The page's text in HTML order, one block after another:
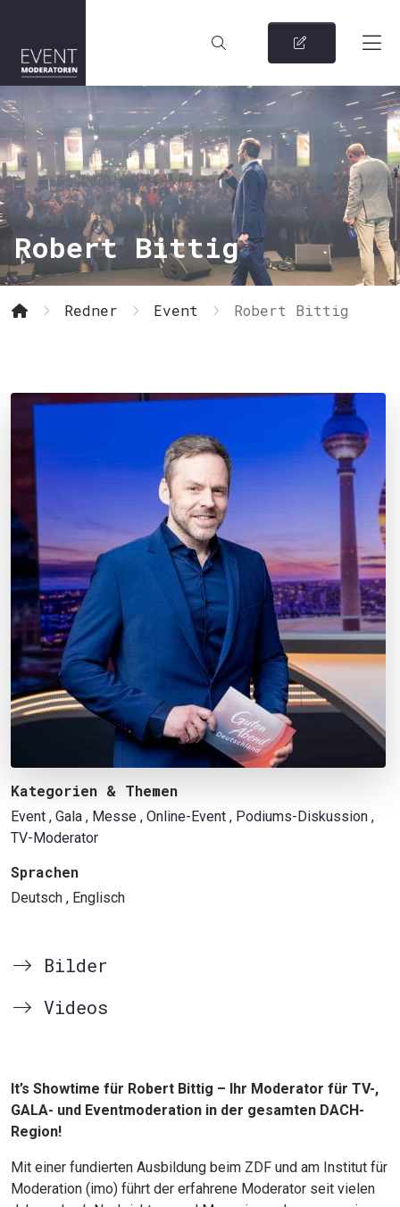
Robert Bittig
Redner Event Robert Bittig
Kategorien & Themen
Event , Gala , Messe , Online-Event , Podiums-Diskussion ,
TV-Moderator
Sprachen
Deutsch , Englisch
Bilder
Videos
It’s Showtime für Robert Bittig – Ihr Moderator für TV-,
GALA- und Eventmoderation in der gesamten DACH-
Region!
Mit einer fundierten Ausbildung beim ZDF und am Institut für
Moderation (imo) führt der erfahrene Moderator seit vielen